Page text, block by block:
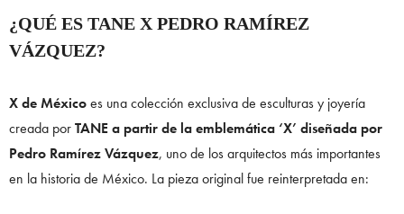
¿QUÉ ES TANE X PEDRO RAMÍREZ
VÁZQUEZ?
X de Méxicoes una colección exclusiva de esculturas y joyería
creada porTANE a partir de la emblemática ‘X’ diseñada por
Pedro Ramírez Vázquez, uno de los arquitectos más importantes
en la historia de México. La pieza original fue reinterpretada en: